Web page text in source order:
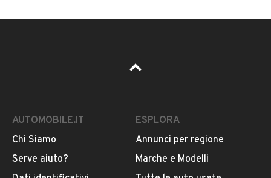
Pubblicità
AUTOMOBILE.IT
Chi Siamo
Serve aiuto?
ESPLORA
Annunci per regione
Marche e Modelli